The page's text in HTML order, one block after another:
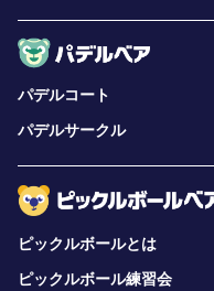
パデルコート
パデルサークル
ピックルボールとは
ピックルボール練習会